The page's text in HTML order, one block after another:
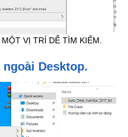
VỊ TRÍ DỄ TÌM KIẾM.
Desktop.